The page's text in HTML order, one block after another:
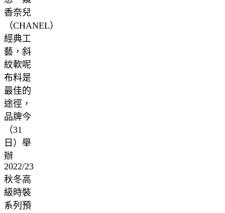
香奈兒
（CHANEL）
經典工
藝，斜
紋軟呢
布料是
最佳的
途徑，
品牌今
（31
日）舉
辦
2022/23
秋冬高
級時裝
系列預